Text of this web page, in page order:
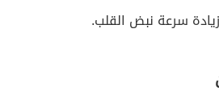
سرعة نبض القلب.